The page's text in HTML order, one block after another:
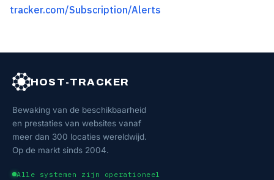
tracker.com/Subscription/Alerts
HOST-TRACKER
Bewaking van de beschikbaarheid
en prestaties van websites vanaf
meer dan 300 locaties wereldwijd.
Op de markt sinds 2004.
Alle systemen zijn operationeel